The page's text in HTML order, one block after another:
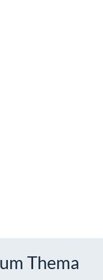
Thema